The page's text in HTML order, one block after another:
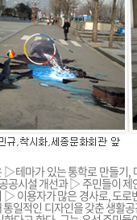
▷테마가 있는 통학로 만들기,
공시설 개선과 ▷ 주민들이
▷ 이용자가 많은 경사로, 도로
일적인 디자인을 갖춘 생활